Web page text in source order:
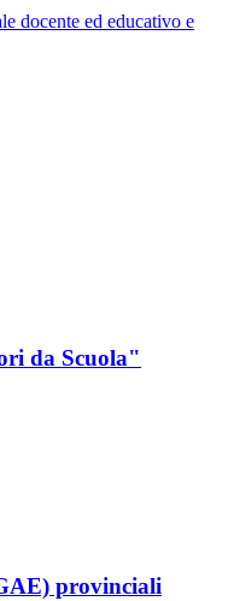
docente ed educativo e
da Scuola"
provinciali